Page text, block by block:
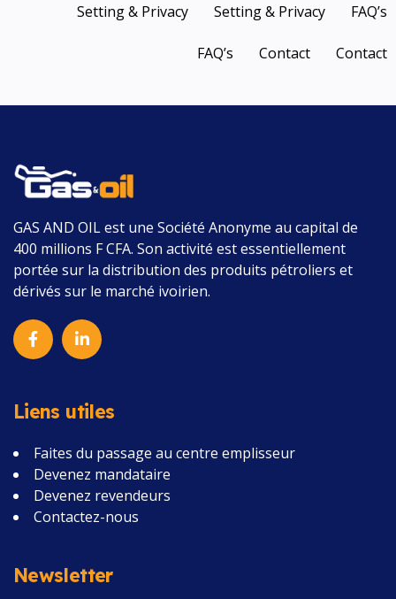
Setting & Privacy Setting & Privacy FAQ’s
FAQ’s Contact Contact
GAS AND OILest une Société Anonyme au capital de
400 millions F CFA. Son activité est essentiellement
portée sur la distribution des produits pétroliers et
dérivés sur le marché ivoirien.
Liens utiles
Faites du passage au centre emplisseur
Devenez mandataire
Devenez revendeurs
Contactez-nous
Newsletter